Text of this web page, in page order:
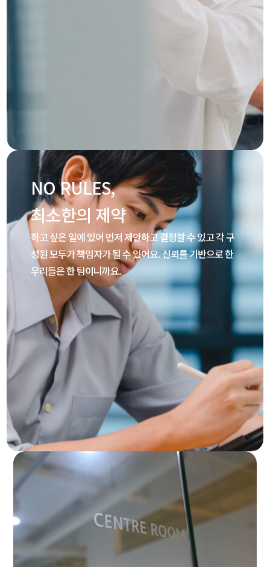
NO RULES,
최소한의 제약
하고 싶은 일에 있어 먼저 제안하고 결정할 수 있고 각 구
성원 모두가 책임자가 될 수 있어요. 신뢰를 기반으로 한
우리들은 한 팀이니까요.